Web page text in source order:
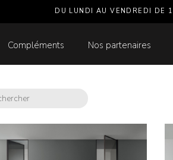
D U L U N D I AU V E N D RE D I D E 1
Compléments Nos partenaires